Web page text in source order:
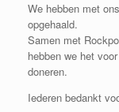
We hebben met
opgehaald.
Samen met
hebben we het
doneren.
Iederen bedankt